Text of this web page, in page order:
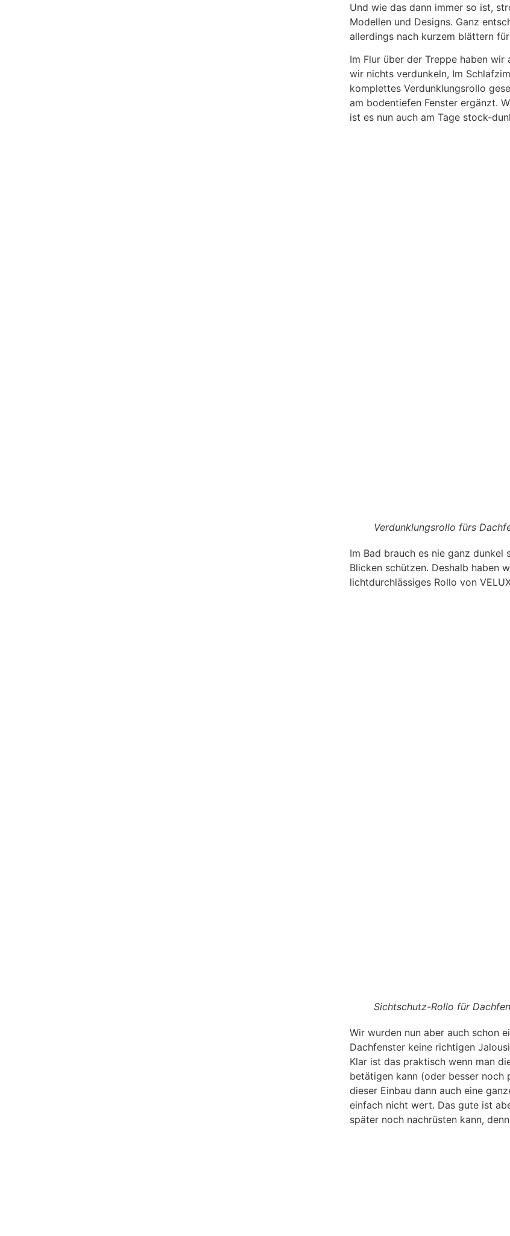
Und wie das dann immer so ist,
Modellen und Designs. Ganz
allerdings nach kurzem blättern
Im Flur über der Treppe haben
wir nichts verdunkeln, Im
komplettes Verdunklungsrollo
am bodentiefen Fenster ergänzt.
ist es nun auch am Tage stock-
Verdunklungsrollo fürs
Im Bad brauch es nie ganz dunkel
Blicken schützen. Deshalb haben
lichtdurchlässiges Rollo von
Sichtschutz-Rollo für
Wir wurden nun aber auch schon
Dachfenster keine richtigen
Klar ist das praktisch wenn man
betätigen kann (oder besser
dieser Einbau dann auch eine
einfach nicht wert. Das gute ist
später noch nachrüsten kann,